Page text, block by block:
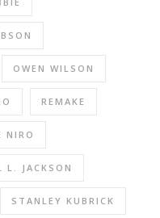
OWEN WILSON
REMAKE
NIRO
L. JACKSON
STANLEY KUBRICK